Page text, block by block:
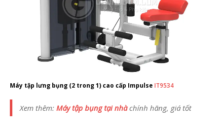
Máy tập lưng bụng (2 trong 1) cao cấp Impulse IT9534
Xem thêm: Máy tập bụng tại nhàchính hãng, giá tốt